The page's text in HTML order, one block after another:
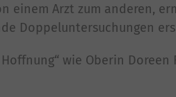
einem Arzt zum anderen,
Doppeluntersuchungen
wie Oberin